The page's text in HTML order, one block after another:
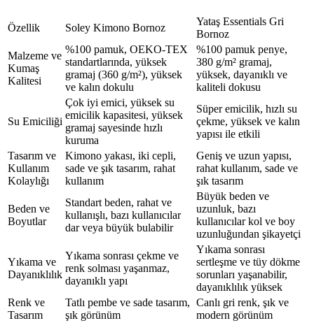
Özellik Soley Kimono Bornoz
Yataş Essentials Gri
Bornoz
Malzeme ve
Kumaş
Kalitesi
%100 pamuk, OEKO-TEX
standartlarında, yüksek
gramaj (360 g/m²), yüksek
ve kalın dokulu
%100 pamuk penye,
380 g/m² gramaj,
yüksek, dayanıklı ve
kaliteli dokusu
Su Emiciliği
Çok iyi emici, yüksek su
emicilik kapasitesi, yüksek
gramaj sayesinde hızlı
kuruma
Süper emicilik, hızlı su
çekme, yüksek ve kalın
yapısı ile etkili
Tasarım ve
Kullanım
Kolaylığı
Kimono yakası, iki cepli,
sade ve şık tasarım, rahat
kullanım
Geniş ve uzun yapısı,
rahat kullanım, sade ve
şık tasarım
Beden ve
Boyutlar
Standart beden, rahat ve
kullanışlı, bazı kullanıcılar
dar veya büyük bulabilir
Büyük beden ve
uzunluk, bazı
kullanıcılar kol ve boy
uzunluğundan şikayetçi
Yıkama ve
Dayanıklılık
Yıkama sonrası çekme ve
renk solması yaşanmaz,
dayanıklı yapı
Yıkama sonrası
sertleşme ve tüy dökme
sorunları yaşanabilir,
dayanıklılık yüksek
Renk ve
Tasarım
Tatlı pembe ve sade tasarım,
şık görünüm
Canlı gri renk, şık ve
modern görünüm